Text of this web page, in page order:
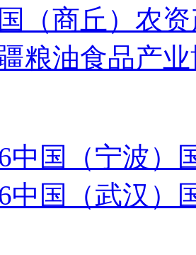
（商丘）农
粮油食品产
中国（宁波）
中国（武汉）